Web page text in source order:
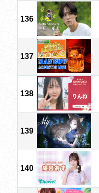
136
137
138
139
140